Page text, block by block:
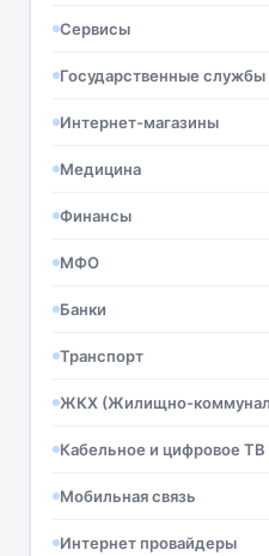
Сервисы
Государственные службы
Интернет-магазины
Медицина
Финансы
МФО
Банки
Транспорт
ЖКХ (Жилищно-
Кабельное и цифровое ТВ
Мобильная связь
Интернет провайдеры